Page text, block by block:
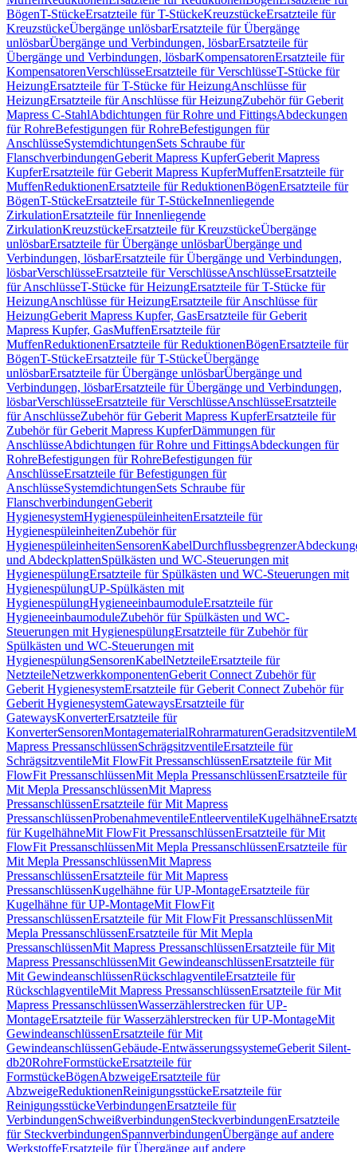
BögenT-StückeErsatzteile für T-StückeKreuzstückeErsatzteile für
KreuzstückeÜbergänge unlösbarErsatzteile für Übergänge
unlösbarÜbergänge und Verbindungen, lösbarErsatzteile für
Übergänge und Verbindungen, lösbarKompensatorenErsatzteile für
KompensatorenVerschlüsseErsatzteile für VerschlüsseT-Stücke für
HeizungErsatzteile für T-Stücke für HeizungAnschlüsse für
HeizungErsatzteile für Anschlüsse für HeizungZubehör für Geberit
Mapress C-StahlAbdichtungen für Rohre und FittingsAbdeckungen
für RohreBefestigungen für RohreBefestigungen für
AnschlüsseSystemdichtungenSets Schraube für
FlanschverbindungenGeberit Mapress KupferGeberit Mapress
KupferErsatzteile für Geberit Mapress KupferMuffenErsatzteile für
MuffenReduktionenErsatzteile für ReduktionenBögenErsatzteile für
BögenT-StückeErsatzteile für T-StückeInnenliegende
ZirkulationErsatzteile für Innenliegende
ZirkulationKreuzstückeErsatzteile für KreuzstückeÜbergänge
unlösbarErsatzteile für Übergänge unlösbarÜbergänge und
Verbindungen, lösbarErsatzteile für Übergänge und Verbindungen,
lösbarVerschlüsseErsatzteile für VerschlüsseAnschlüsseErsatzteile
für AnschlüsseT-Stücke für HeizungErsatzteile für T-Stücke für
HeizungAnschlüsse für HeizungErsatzteile für Anschlüsse für
HeizungGeberit Mapress Kupfer, GasErsatzteile für Geberit
Mapress Kupfer, GasMuffenErsatzteile für
MuffenReduktionenErsatzteile für ReduktionenBögenErsatzteile für
BögenT-StückeErsatzteile für T-StückeÜbergänge
unlösbarErsatzteile für Übergänge unlösbarÜbergänge und
Verbindungen, lösbarErsatzteile für Übergänge und Verbindungen,
lösbarVerschlüsseErsatzteile für VerschlüsseAnschlüsseErsatzteile
für AnschlüsseZubehör für Geberit Mapress KupferErsatzteile für
Zubehör für Geberit Mapress KupferDämmungen für
AnschlüsseAbdichtungen für Rohre und FittingsAbdeckungen für
RohreBefestigungen für RohreBefestigungen für
AnschlüsseErsatzteile für Befestigungen für
AnschlüsseSystemdichtungenSets Schraube für
FlanschverbindungenGeberit
HygienesystemHygienespüleinheitenErsatzteile für
HygienespüleinheitenZubehör für
HygienespüleinheitenSensorenKabelDurchflussbegrenzer
und AbdeckplattenSpülkästen und WC-Steuerungen mit
HygienespülungErsatzteile für Spülkästen und WC-Steuerungen mit
HygienespülungUP-Spülkästen mit
HygienespülungHygieneeinbaumoduleErsatzteile für
HygieneeinbaumoduleZubehör für Spülkästen und WC-
Steuerungen mit HygienespülungErsatzteile für Zubehör für
Spülkästen und WC-Steuerungen mit
HygienespülungSensorenKabelNetzteileErsatzteile für
NetzteileNetzwerkkomponentenGeberit Connect Zubehör für
Geberit HygienesystemErsatzteile für Geberit Connect Zubehör für
Geberit HygienesystemGatewaysErsatzteile für
GatewaysKonverterErsatzteile für
KonverterSensorenMontagematerialRohrarmaturenGeradsitzventile
Mapress PressanschlüssenSchrägsitzventileErsatzteile für
SchrägsitzventileMit FlowFit PressanschlüssenErsatzteile für Mit
FlowFit PressanschlüssenMit Mepla PressanschlüssenErsatzteile für
Mit Mepla PressanschlüssenMit Mapress
PressanschlüssenErsatzteile für Mit Mapress
PressanschlüssenProbenahmeventileEntleerventileKugelhähne
für KugelhähneMit FlowFit PressanschlüssenErsatzteile für Mit
FlowFit PressanschlüssenMit Mepla PressanschlüssenErsatzteile für
Mit Mepla PressanschlüssenMit Mapress
PressanschlüssenErsatzteile für Mit Mapress
PressanschlüssenKugelhähne für UP-MontageErsatzteile für
Kugelhähne für UP-MontageMit FlowFit
PressanschlüssenErsatzteile für Mit FlowFit PressanschlüssenMit
Mepla PressanschlüssenErsatzteile für Mit Mepla
PressanschlüssenMit Mapress PressanschlüssenErsatzteile für Mit
Mapress PressanschlüssenMit GewindeanschlüssenErsatzteile für
Mit GewindeanschlüssenRückschlagventileErsatzteile für
RückschlagventileMit Mapress PressanschlüssenErsatzteile für Mit
Mapress PressanschlüssenWasserzählerstrecken für UP-
MontageErsatzteile für Wasserzählerstrecken für UP-MontageMit
GewindeanschlüssenErsatzteile für Mit
GewindeanschlüssenGebäude-EntwässerungssystemeGeberit Silent-
db20RohreFormstückeErsatzteile für
FormstückeBögenAbzweigeErsatzteile für
AbzweigeReduktionenReinigungsstückeErsatzteile für
ReinigungsstückeVerbindungenErsatzteile für
VerbindungenSchweißverbindungenSteckverbindungenErsatzteile
für SteckverbindungenSpannverbindungenÜbergänge auf andere
WerkstoffeErsatzteile für Übergänge auf andere